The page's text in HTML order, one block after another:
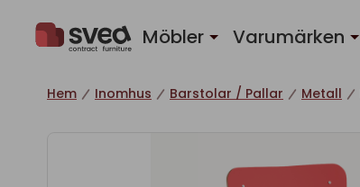
Möbler Varumärken
Hem Inomhus Barstolar / Pallar Metall